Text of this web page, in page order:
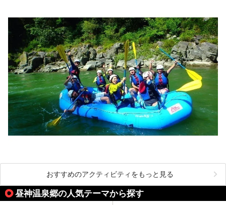
おすすめのアクティビティをもっと見る
昼神温泉郷の人気テーマから探す